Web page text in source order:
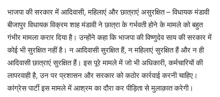
भाजपा की सरकार में आदिवासी, महिलाएं और छात्राएं असुरक्षित – विधायक मंडावी
बीजापुर विधायक विक्रम शाह मंडावी ने छात्रा के गर्भवती होने के मामले को बहुत
गंभीर मामला करार दिया है। उन्होंने कहा कि भाजपा की विष्णुदेव साय की सरकार में
कोई भी सुरक्षित नहीं है। न आदिवासी सुरक्षित हैं, न महिलाएं सुरक्षित हैं और न ही
आदिवासी छात्राएं सुरक्षित हैं। इस पूरे मामले में जो भी अधिकारी, कर्मचारियों की
लापरवाही है, उन पर प्रशासन और सरकार को कठोर कार्रवाई करनी चाहिए।
कांग्रेस पार्टी इस मामले में आश्रम का दौरा कर पीड़िता से मुलाक़ात करेगी।